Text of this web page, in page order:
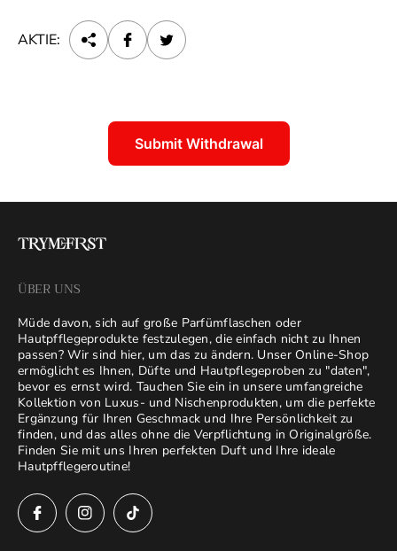
AKTIE:
Submit Withdrawal
ÜBER UNS
Müde davon, sich auf große Parfümflaschen oder
Hautpfflegeprodukte festzulegen, die einfach nicht zu Ihnen
passen? Wir sind hier, um das zu ändern. Unser Online-Shop
ermöglicht es Ihnen, Düfte und Hautpflegeproben zu "daten",
bevor es ernst wird. Tauchen Sie ein in unsere umfangreiche
Kollektion von Luxus- und Nischenprodukten, um die perfekte
Ergänzung für Ihren Geschmack und Ihre Persönlichkeit zu
finden, und das alles ohne die Verpflichtung in Originalgröße.
Finden Sie mit uns Ihren perfekten Duft und Ihre ideale
Hautpfflegeroutine!